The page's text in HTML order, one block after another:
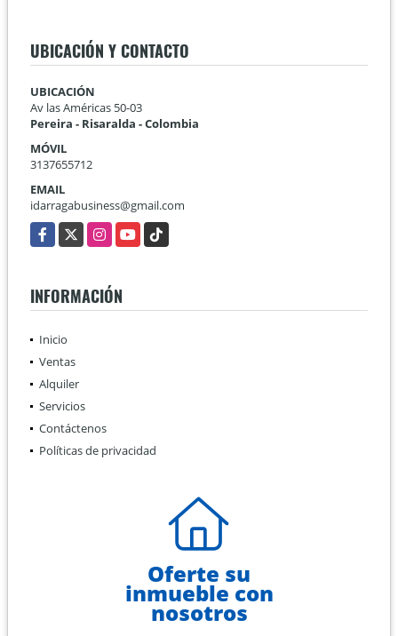
UBICACIÓN Y CONTACTO
UBICACIÓN
Av las Américas 50-03
Pereira - Risaralda - Colombia
MÓVIL
3137655712
EMAIL
idarragabusiness@gmail.com
Facebook
X InstagramYouTube
TikTok
INFORMACIÓN
Inicio
Ventas
Alquiler
Servicios
Contáctenos
Políticas de privacidad
Oferte su
inmueble con
nosotros